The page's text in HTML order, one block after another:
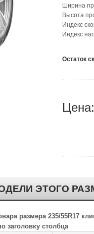
Ширина
Высота
Индекс
Индекс
Остаток
Цена:
ЭТОГО
размера 235/55R17
заголовку столбца